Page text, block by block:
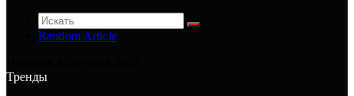
Random Article
Тренды